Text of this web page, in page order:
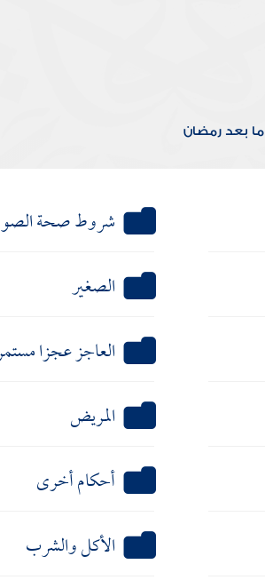
ما بعد رمضان
شروط صحة
الصغير
العاجز عجزا
المريض
أحكام أخرى
الأكل والشرب